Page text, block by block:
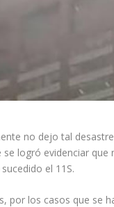
no dejo tal
logró evidenciar que
el 11S.
por los casos que se